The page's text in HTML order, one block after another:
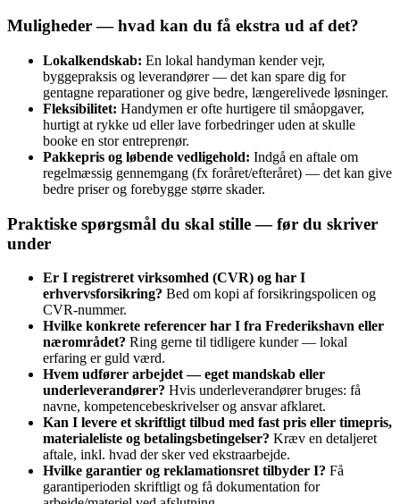
Muligheder — hvad kan du få ekstra ud af det?
Lokalkendskab: En lokal handyman kender vejr,
byggepraksis og leverandører — det kan spare dig for
gentagne reparationer og give bedre, længere­livede løsninger.
Fleksibilitet: Handymen er ofte hurtigere til småopgaver,
hurtigt at rykke ud eller lave forbedringer uden at skulle
booke en stor entreprenør.
Pakkepris og løbende vedligehold: Indgå en aftale om
regelmæssig gennemgang (fx foråret/efteråret) — det kan give
bedre priser og forebygge større skader.
Praktiske spørgsmål du skal stille — før du skriver
under
Er I registreret virksomhed (CVR) og har I
erhvervsforsikring? Bed om kopi af forsikringspolicen og
CVR‑nummer.
Hvilke konkrete referencer har I fra Frederikshavn eller
nærområdet? Ring gerne til tidligere kunder — lokal
erfaring er guld værd.
Hvem udfører arbejdet — eget mandskab eller
underleverandører? Hvis underleverandører bruges: få
navne, kompetencebeskrivelser og ansvar afklaret.
Kan I levere et skriftligt tilbud med fast pris eller timepris,
materialeliste og betalingsbetingelser? Kræv en detaljeret
aftale, inkl. hvad der sker ved ekstraarbejde.
Hvilke garantier og reklamationsret tilbyder I? Få
garantiperioden skriftligt og få dokumentation for